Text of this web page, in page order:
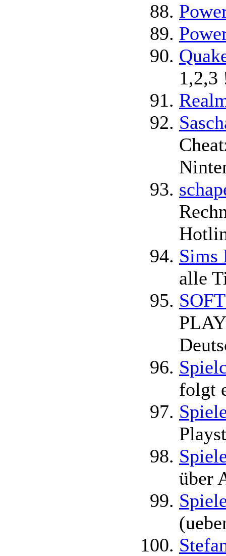
1,2,3
Sims
alle
folgt
über